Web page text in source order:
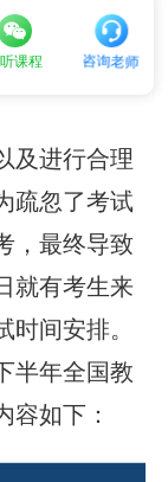
课程 咨询老师
及进行合理
疏忽了考试
，最终导致
就有考生来
间安排。
半年全国教
容如下：